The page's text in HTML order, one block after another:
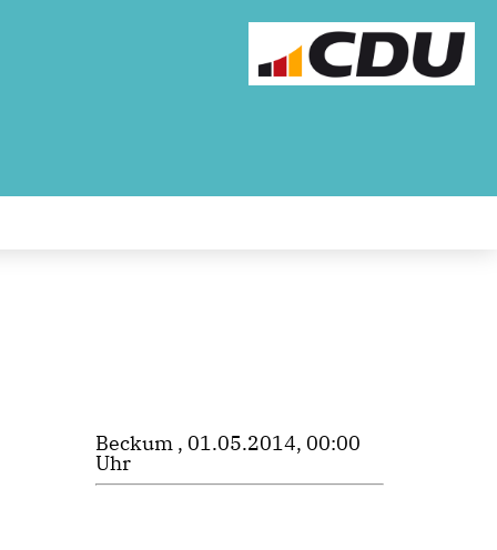
Beckum , 01.05.2014, 00:00
Uhr